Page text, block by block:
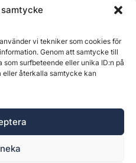
vi tekniker som cookies för
Genom att samtycke till
surfbeteende eller unika ID:n på
återkalla samtycke kan
org.nr: 556625-6425 -
Innehållet på denna
Ange källa vid citering.
Marknadsdatagruppen